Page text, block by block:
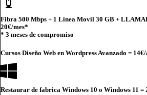
Fibra 500 Mbps + 1 Linea Movil 30 GB +
20€/mes*
* 3 meses de compromiso
Cursos Diseño Web en Wordpress Avanzado = 14€/
Restaurar de fabrica Windows 10 o Windows 11 =